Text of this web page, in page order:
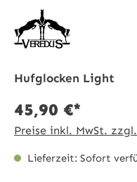
Hufglocken Light
45,90 €*
Preise inkl. MwSt.
Lieferzeit: Sofort